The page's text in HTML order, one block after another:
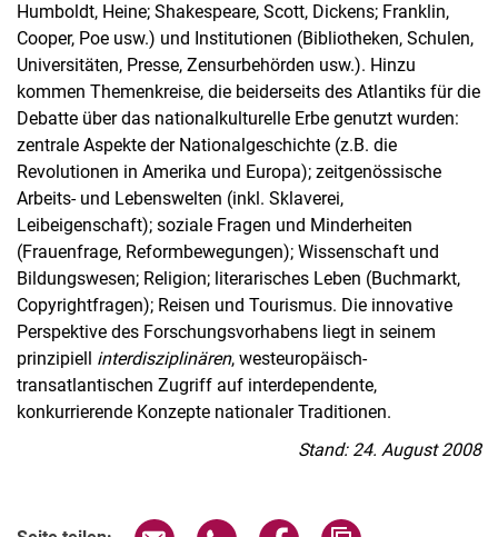
Humboldt, Heine; Shakespeare, Scott, Dickens; Franklin,
Cooper, Poe usw.) und Institutionen (Bibliotheken, Schulen,
Universitäten, Presse, Zensurbehörden usw.). Hinzu
kommen Themenkreise, die beiderseits des Atlantiks für die
Debatte über das nationalkulturelle Erbe genutzt wurden:
zentrale Aspekte der Nationalgeschichte (z.B. die
Revolutionen in Amerika und Europa); zeitgenössische
Arbeits- und Lebenswelten (inkl. Sklaverei,
Leibeigenschaft); soziale Fragen und Minderheiten
(Frauenfrage, Reformbewegungen); Wissenschaft und
Bildungswesen; Religion; literarisches Leben (Buchmarkt,
Copyrightfragen); Reisen und Tourismus. Die innovative
Perspektive des Forschungsvorhabens liegt in seinem
prinzipiell interdisziplinären, westeuropäisch-
transatlantischen Zugriff auf interdependente,
konkurrierende Konzepte nationaler Traditionen.
Stand: 24. August 2008
Seite über E-Mail teilen
Seite über WhatsApp teilen
Seite über Facebook